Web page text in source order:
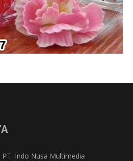
PT. Indo Nusa Multimedia